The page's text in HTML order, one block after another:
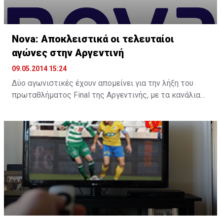
Nova: Αποκλειστικά οι τελευταίοι
αγώνες στην Αργεντινή
09.05.2014 15:24
Δύο αγωνιστικές έχουν απομείνει για την λήξη του
πρωταθλήματος Final της Αργεντινής, με τα κανάλια
της 18ης αγωνιστικής. Οι συνδρομητές των
αθλητικών καναλιών της Nova Cyprus θα έχουν την
ευκαιρία το Σάββατο 10 Μάιου στις 23:00 να
παρακολουθήσουν ζωντανά και αποκλειστικά από το
Novasports 2 και σε περιγραφή του Τάσου
Μπαϊρακτάρη τον αγώνα Εστουντιάντες – Σαν
Λορέντζο για την 18η αγωνιστική του
πρωταθλήματος. Η Εστουντιάντες θα υποδεχθεί την
Σαν Λορέντζο με τους γηπεδούχους να θέλουν το